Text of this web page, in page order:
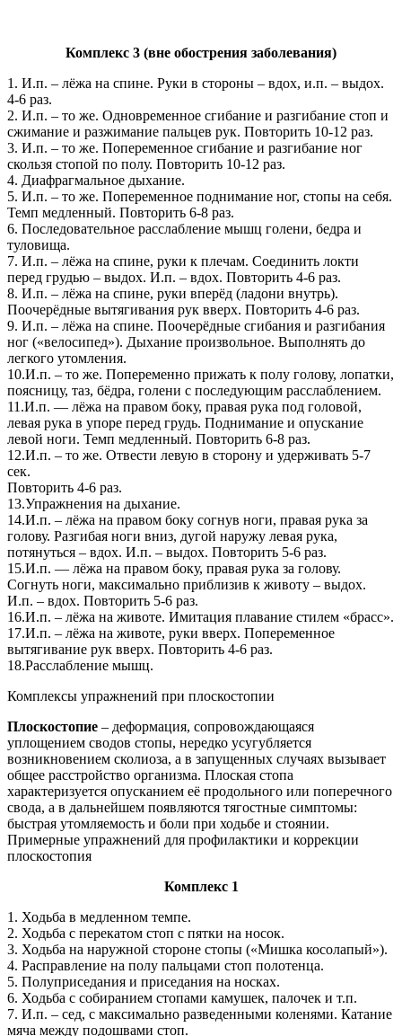
Комплекс 3 (вне обострения заболевания)
1. И.п. – лёжа на спине. Руки в стороны – вдох, и.п. – выдох.
4-6 раз.
2. И.п. – то же. Одновременное сгибание и разгибание стоп и
сжимание и разжимание пальцев рук. Повторить 10-12 раз.
3. И.п. – то же. Попеременное сгибание и разгибание ног
скользя стопой по полу. Повторить 10-12 раз.
4. Диафрагмальное дыхание.
5. И.п. – то же. Попеременное поднимание ног, стопы на себя.
Темп медленный. Повторить 6-8 раз.
6. Последовательное расслабление мышц голени, бедра и
туловища.
7. И.п. – лёжа на спине, руки к плечам. Соединить локти
перед грудью – выдох. И.п. – вдох. Повторить 4-6 раз.
8. И.п. – лёжа на спине, руки вперёд (ладони внутрь).
Поочерёдные вытягивания рук вверх. Повторить 4-6 раз.
9. И.п. – лёжа на спине. Поочерёдные сгибания и разгибания
ног («велосипед»). Дыхание произвольное. Выполнять до
легкого утомления.
10.И.п. – то же. Попеременно прижать к полу голову, лопатки,
поясницу, таз, бёдра, голени с последующим расслаблением.
11.И.п. — лёжа на правом боку, правая рука под головой,
левая рука в упоре перед грудь. Поднимание и опускание
левой ноги. Темп медленный. Повторить 6-8 раз.
12.И.п. – то же. Отвести левую в сторону и удерживать 5-7
сек.
Повторить 4-6 раз.
13.Упражнения на дыхание.
14.И.п. – лёжа на правом боку согнув ноги, правая рука за
голову. Разгибая ноги вниз, дугой наружу левая рука,
потянуться – вдох. И.п. – выдох. Повторить 5-6 раз.
15.И.п. — лёжа на правом боку, правая рука за голову.
Согнуть ноги, максимально приблизив к животу – выдох.
И.п. – вдох. Повторить 5-6 раз.
16.И.п. – лёжа на животе. Имитация плавание стилем «брасс».
17.И.п. – лёжа на животе, руки вверх. Попеременное
вытягивание рук вверх. Повторить 4-6 раз.
18.Расслабление мышц.
Комплексы упражнений при плоскостопии
Плоскостопие – деформация, сопровождающаяся
уплощением сводов стопы, нередко усугубляется
возникновением сколиоза, а в запущенных случаях вызывает
общее расстройство организма. Плоская стопа
характеризуется опусканием её продольного или поперечного
свода, а в дальнейшем появляются тягостные симптомы:
быстрая утомляемость и боли при ходьбе и стоянии.
Примерные упражнений для профилактики и коррекции
плоскостопия
Комплекс 1
1. Ходьба в медленном темпе.
2. Ходьба с перекатом стоп с пятки на носок.
3. Ходьба на наружной стороне стопы («Мишка косолапый»).
4. Расправление на полу пальцами стоп полотенца.
5. Полуприседания и приседания на носках.
6. Ходьба с собиранием стопами камушек, палочек и т.п.
7. И.п. – сед, с максимально разведенными коленями. Катание
мяча между подошвами стоп.